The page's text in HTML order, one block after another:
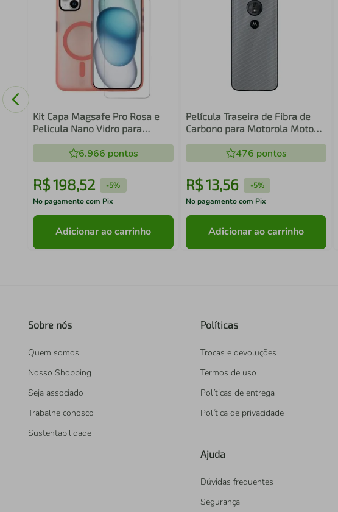
Kit Capa Magsafe Pro Rosa e
Pelicula Nano Vidro para
6.966 pontos
R$198,52 -5%
No pagamento com Pix
Adicionar ao carrinho
Película Traseira de Fibra de
Carbono para Motorola Moto
476 pontos
R$13,56 -5%
No pagamento com Pix
Adicionar ao carrinho
Sobre nós
Quem somos
Nosso Shopping
Seja associado
Trabalhe conosco
Sustentabilidade
Políticas
Trocas e devoluções
Termos de uso
Políticas de entrega
Política de privacidade
Ajuda
Dúvidas frequentes
Segurança